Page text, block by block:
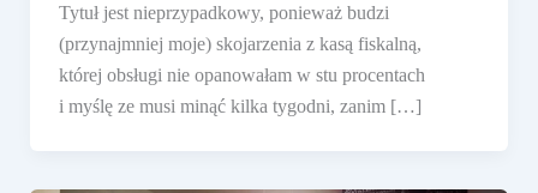
Tytuł jest nieprzypadkowy, ponieważ budzi
(przynajmniej moje) skojarzenia z kasą fiskalną,
której obsługi nie opanowałam w stu procentach
i myślę ze musi minąć kilka tygodni, zanim […]